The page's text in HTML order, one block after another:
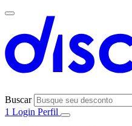
Buscar
1 Login Perfil